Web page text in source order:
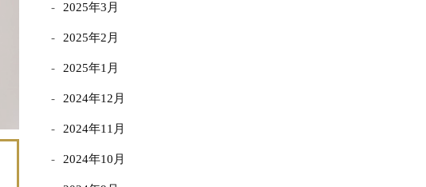
2025年3月
2025年2月
2025年1月
2024年12月
2024年11月
2024年10月